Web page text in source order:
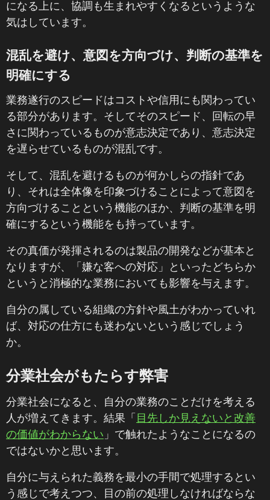
になる上に、協調も生まれやすくなるというような
気はしています。
混乱を避け、意図を方向づけ、判断の基準を
明確にする
業務遂行のスピードはコストや信用にも関わってい
る部分があります。そしてそのスピード、回転の早
さに関わっているものが意志決定であり、意志決定
を遅らせているものが混乱です。
そして、混乱を避けるものが何かしらの指針であ
り、それは全体像を印象づけることによって意図を
方向づけることという機能のほか、判断の基準を明
確にするという機能をも持っています。
その真価が発揮されるのは製品の開発などが基本と
なりますが、「嫌な客への対応」といったどちらか
というと消極的な業務においても影響を与えます。
自分の属している組織の方針や風土がわかっていれ
ば、対応の仕方にも迷わないという感じでしょう
か。
分業社会がもたらす弊害
分業社会になると、自分の業務のことだけを考える
人が増えてきます。結果「目先しか見えないと改善
の価値がわからない 」で触れたようなことになるの
ではないかと思います。
自分に与えられた義務を最小の手間で処理するとい
う感じで考えつつ、目の前の処理しなければならな